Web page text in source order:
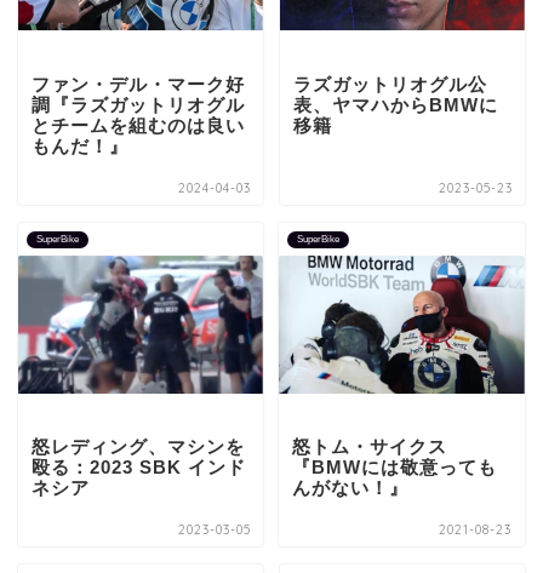
ファン・デル・マーク好
調『ラズガットリオグル
とチームを組むのは良い
もんだ！』
2024-04-03
ラズガットリオグル公
表、ヤマハからBMWに
移籍
2023-05-23
SuperBike
怒レディング、マシンを
殴る：2023 SBK インド
ネシア
2023-03-05
SuperBike
怒トム・サイクス
『BMWには敬意っても
んがない！』
2021-08-23